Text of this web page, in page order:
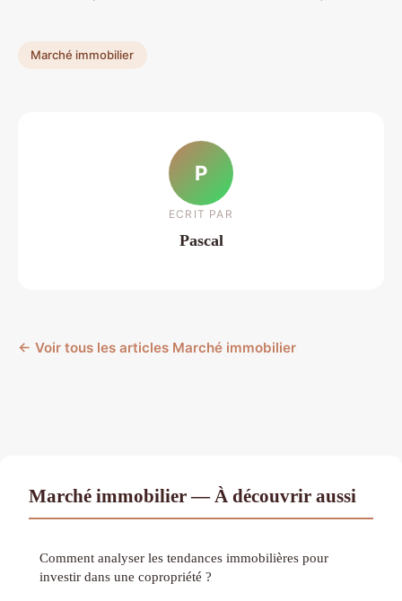
Marché immobilier
P
ECRIT PAR
Pascal
← Voir tous les articles Marché immobilier
Marché immobilier — À découvrir aussi
Comment analyser les tendances immobilières pour
investir dans une copropriété ?